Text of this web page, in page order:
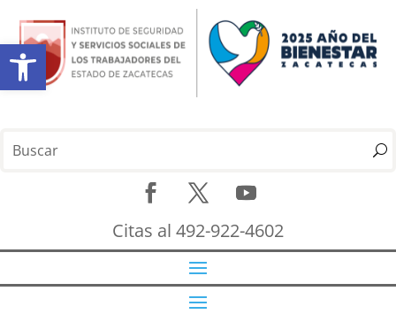
Abrir barra de herramientas
Citas al 492-922-4602